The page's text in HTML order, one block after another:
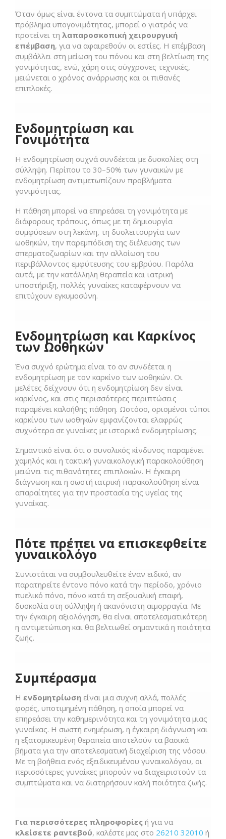
Όταν όμως είναι έντονα τα συμπτώματα ή υπάρχει
πρόβλημα υπογονιμότητας, μπορεί ο γιατρός να
προτείνει τη λαπαροσκοπική χειρουργική
επέμβαση, για να αφαιρεθούν οι εστίες. Η επέμβαση
συμβάλλει στη μείωση του πόνου και στη βελτίωση της
γονιμότητας, ενώ, χάρη στις σύγχρονες τεχνικές,
μειώνεται ο χρόνος ανάρρωσης και οι πιθανές
επιπλοκές.
Ενδομητρίωση και
Γονιμότητα
Η ενδομητρίωση συχνά συνδέεται με δυσκολίες στη
σύλληψη. Περίπου το 30–50% των γυναικών με
ενδομητρίωση αντιμετωπίζουν προβλήματα
γονιμότητας.
Η πάθηση μπορεί να επηρεάσει τη γονιμότητα με
διάφορους τρόπους, όπως με τη δημιουργία
συμφύσεων στη λεκάνη, τη δυσλειτουργία των
ωοθηκών, την παρεμπόδιση της διέλευσης των
σπερματοζωαρίων και την αλλοίωση του
περιβάλλοντος εμφύτευσης του εμβρύου. Παρόλα
αυτά, με την κατάλληλη θεραπεία και ιατρική
υποστήριξη, πολλές γυναίκες καταφέρνουν να
επιτύχουν εγκυμοσύνη.
Ενδομητρίωση και Καρκίνος
των Ωοθηκών
Ένα συχνό ερώτημα είναι το αν συνδέεται η
ενδομητρίωση με τον καρκίνο των ωοθηκών. Οι
μελέτες δείχνουν ότι η ενδομητρίωση δεν είναι
καρκίνος, και στις περισσότερες περιπτώσεις
παραμένει καλοήθης πάθηση. Ωστόσο, ορισμένοι τύποι
καρκίνου των ωοθηκών εμφανίζονται ελαφρώς
συχνότερα σε γυναίκες με ιστορικό ενδομητρίωσης.
Σημαντικό είναι ότι ο συνολικός κίνδυνος παραμένει
χαμηλός και η τακτική γυναικολογική παρακολούθηση
μειώνει τις πιθανότητες επιπλοκών. Η έγκαιρη
διάγνωση και η σωστή ιατρική παρακολούθηση είναι
απαραίτητες για την προστασία της υγείας της
γυναίκας.
Πότε πρέπει να επισκεφθείτε
γυναικολόγο
Συνιστάται να συμβουλευθείτε έναν ειδικό, αν
παρατηρείτε έντονο πόνο κατά την περίοδο, χρόνιο
πυελικό πόνο, πόνο κατά τη σεξουαλική επαφή,
δυσκολία στη σύλληψη ή ακανόνιστη αιμορραγία. Με
την έγκαιρη αξιολόγηση, θα είναι αποτελεσματικότερη
η αντιμετώπιση και θα βελτιωθεί σημαντικά η ποιότητα
ζωής.
Συμπέρασμα
Η ενδομητρίωση είναι μια συχνή αλλά, πολλές
φορές, υποτιμημένη πάθηση, η οποία μπορεί να
επηρεάσει την καθημερινότητα και τη γονιμότητα μιας
γυναίκας. Η σωστή ενημέρωση, η έγκαιρη διάγνωση και
η εξατομικευμένη θεραπεία αποτελούν τα βασικά
βήματα για την αποτελεσματική διαχείριση της νόσου.
Με τη βοήθεια ενός εξειδικευμένου γυναικολόγου, οι
περισσότερες γυναίκες μπορούν να διαχειριστούν τα
συμπτώματα και να διατηρήσουν καλή ποιότητα ζωής.
Για περισσότερες πληροφορίες ή για να
κλείσετε ραντεβού, καλέστε μας στο 26210 32010 ή